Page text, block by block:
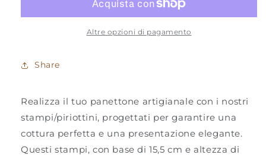
Altre opzioni di pagamento
Share
Realizza il tuo panettone artigianale con i nostri
stampi/piriottini, progettati per garantire una
cottura perfetta e una presentazione elegante.
Questi stampi, con base di 15,5 cm e altezza di